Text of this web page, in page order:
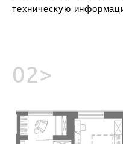
техническую
02>